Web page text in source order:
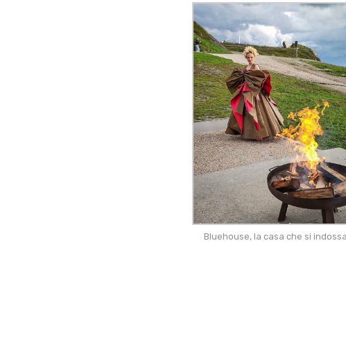
Bluehouse, la casa che si indossa